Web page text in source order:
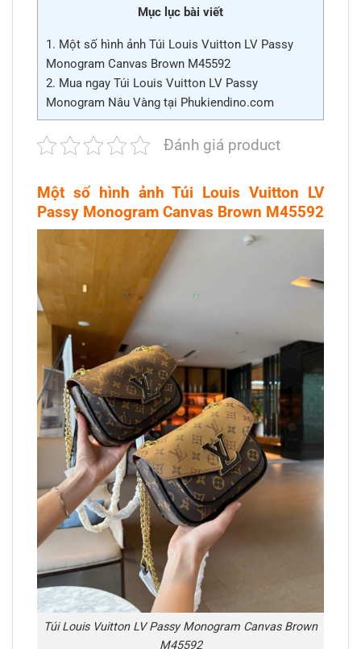
Mục lục bài viết
1. Một số hình ảnh Túi Louis Vuitton LV Passy
Monogram Canvas Brown M45592
2. Mua ngay Túi Louis Vuitton LV Passy
Monogram Nâu Vàng tại Phukiendino.com
Đánh giá product
Một số hình ảnh Túi Louis Vuitton LV
Passy Monogram Canvas Brown M45592
Túi Louis Vuitton LV Passy Monogram Canvas Brown
M45592